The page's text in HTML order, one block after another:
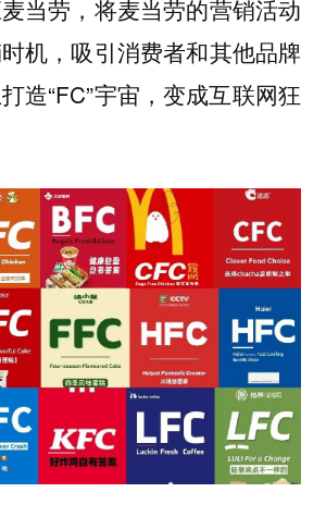
当劳，将麦当劳的营销活动
机，吸引消费者和其他品牌
造“FC”宇宙，变成互联网狂